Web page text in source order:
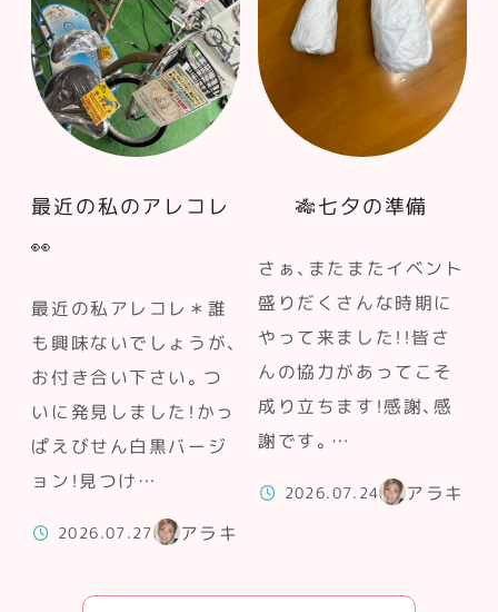
最近の私のアレコレ
👀
最近の私アレコレ＊誰
も興味ないでしょうが、
お付き合い下さい。つ
いに発見しました！かっ
ぱえびせん白黒バージ
ョン！見つけ…
2026.07.27 アラキ
🎋七夕の準備
さぁ、またまたイベント
盛りだくさんな時期に
やって来ました！！皆さ
んの協力があってこそ
成り立ちます！感謝、感
謝です。…
2026.07.24 アラキ